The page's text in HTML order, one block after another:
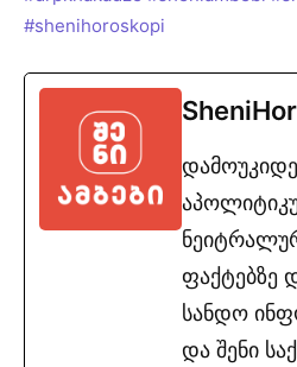
#shenihoroskopi
ფაქტებზე
სანდო
და შენი